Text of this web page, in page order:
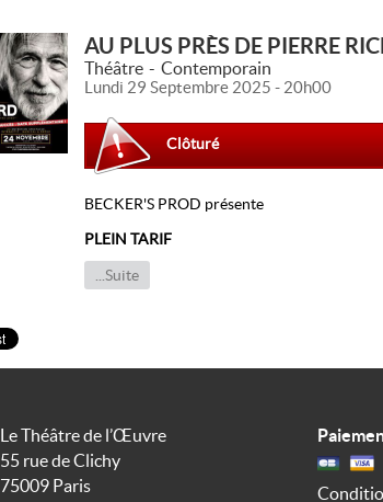
AU PLUS PRÈS DE PIERRE
Théâtre Contemporain
Lundi 29 Septembre 2025 - 20h00
Clôturé
BECKER'S PROD présente
PLEIN TARIF
Catégorie 1 : 40 €
Catégorie 2 : 32 €
salon de l'artiste. Pierre Richard est l'un des
hilarants avec Jean Carmet, Georges
Mireille Darc, Jane Birkin ou encore Johnny
...Suite
Le Théâtre de l’Œuvre
55 rue de Clichy
75009 Paris